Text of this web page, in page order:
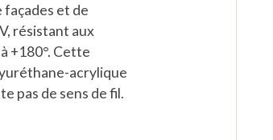
et de
résistant aux
+180°. Cette
acrylique
pas de sens de fil.